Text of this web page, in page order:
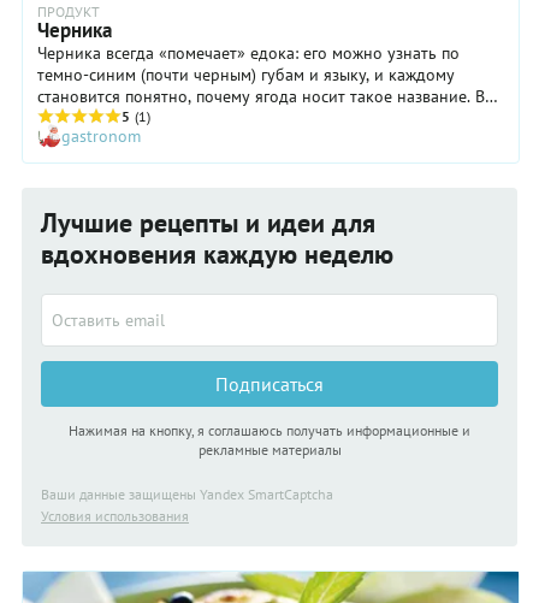
ПРОДУКТ
Черника
Черника всегда «помечает» едока: его можно узнать по
темно-синим (почти черным) губам и языку, и каждому
становится понятно, почему ягода носит такое название. В
народе ягода имеет еще несколько забавных и милых
прозвищ: чернега, чернижник, черница, чернишник. А еще
чернику иногда называют «ползуниха»: для удобства
потом и лежа, двигаясь по спирали к центру ягодного
царства.
5 (1)
gastronom
Лучшие рецепты и идеи для
вдохновения каждую неделю
Подписаться
Нажимая на кнопку, я соглашаюсь получать информационные и
рекламные материалы
Ваши данные защищены Yandex SmartCaptcha
Условия использования